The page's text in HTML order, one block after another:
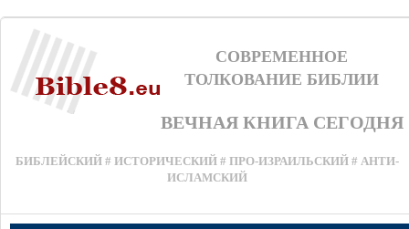
СОВРЕМЕННОЕ
ТОЛКОВАНИЕ БИБЛИИ
ВЕЧНАЯ КНИГА СЕГОДНЯ
БИБЛЕЙСКИЙ # ИСТОРИЧЕСКИЙ # ПРО-ИЗРАИЛЬСКИЙ # АНТИ-
ИСЛАМСКИЙ